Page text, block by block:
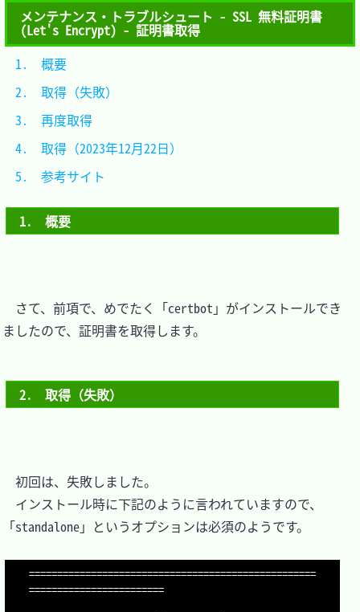
メンテナンス・トラブルシュート - SSL 無料証明書
(Let's Encrypt) - 証明書取得
1.　概要
さて、前項で、めでたく「certbot」がインストールでき
ましたので、証明書を取得します。
2.　取得（失敗）
初回は、失敗しました。
インストール時に下記のように言われていますので、
「standalone」というオプションは必須のようです。
===================================================
========================